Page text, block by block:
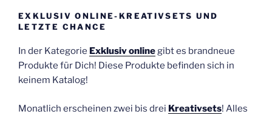
EXKLUSIV ONLINE-KREATIVSETS UND
LETZTE CHANCE
In der Kategorie Exklusiv onlinegibt es brandneue
Produkte für Dich! Diese Produkte befinden sich in
keinem Katalog!
Monatlich erscheinen zwei bis drei Kreativsets! Alles